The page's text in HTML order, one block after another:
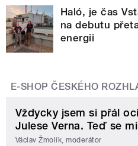
Haló, je čas
na debutu
energii
E-SHOP ČESKÉHO
Vždycky jsem si přál
Julese Verna. Teď se
Václav Žmolík, moderátor